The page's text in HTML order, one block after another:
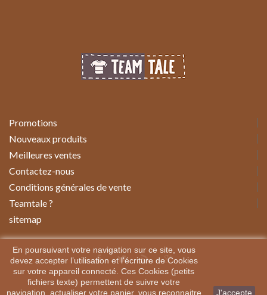
Promotions
Nouveaux produits
Meilleures ventes
Contactez-nous
Conditions générales de vente
Teamtale ?
sitemap
En poursuivant votre navigation sur ce site, vous
devez accepter l’utilisation et l'écriture de Cookies
sur votre appareil connecté. Ces Cookies (petits
fichiers texte) permettent de suivre votre
navigation, actualiser votre panier, vous reconnaitre
J'accepte